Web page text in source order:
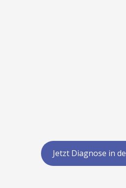
Jetzt Diagnose in